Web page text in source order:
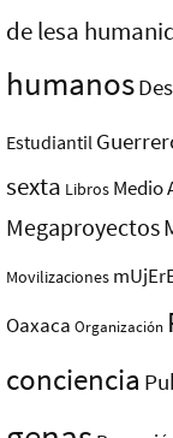
de lesa
humanos
Estudiantil
sexta Libros Medio
Megaproyectos
Movilizaciones
Oaxaca Organización
conciencia